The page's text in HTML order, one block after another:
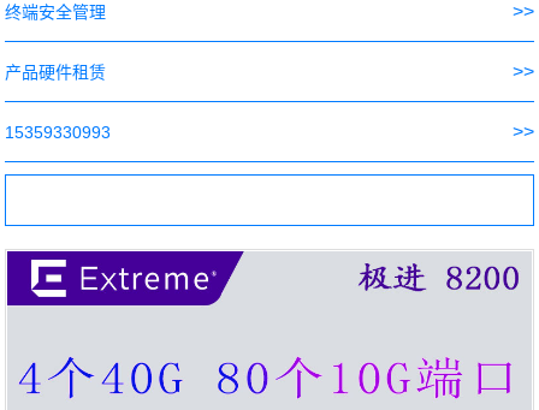
终端安全管理 >>
产品硬件租赁 >>
15359330993 >>